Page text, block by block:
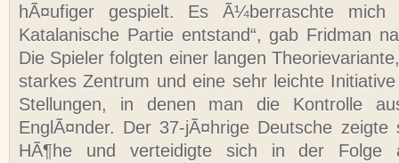
hÃ¤ufiger gespielt. Es Ã¼berraschte
Katalanische Partie entstand“, gab Fridman
Die Spieler folgten einer langen
starkes Zentrum und eine sehr leichte
Stellungen, in denen man die Kontrolle
EnglÃ¤nder. Der 37-jÃ¤hrige Deutsche
HÃ¶he und verteidigte sich in der Folge